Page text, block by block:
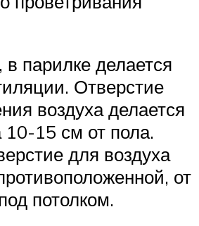
парилке делается
Отверстие
воздуха делается
15 см от пола.
для воздуха
от
потолком.